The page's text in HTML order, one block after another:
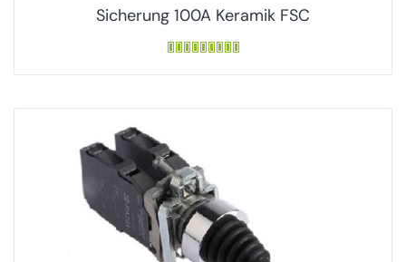
Sicherung 100A Keramik FSC